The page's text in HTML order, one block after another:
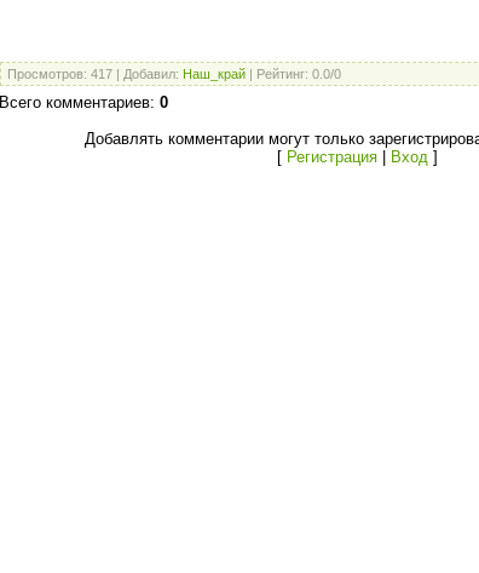
Просмотров: 417 Добавил: Наш_край Рейтинг: 0.0/0
Всего комментариев: 0
Добавлять комментарии могут только
[ Регистрация| Вход]